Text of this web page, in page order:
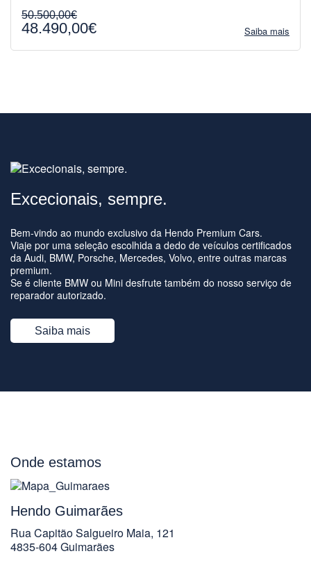
50.500,00€
48.490,00€ Saiba mais
Excecionais, sempre.
Bem-vindo ao mundo exclusivo da Hendo Premium Cars.
Viaje por uma seleção escolhida a dedo de veículos certificados
da Audi, BMW, Porsche, Mercedes, Volvo, entre outras marcas
premium.
Se é cliente BMW ou Mini desfrute também do nosso serviço de
reparador autorizado.
Saiba mais
Onde estamos
Hendo Guimarães
Rua Capitão Salgueiro Maia, 121
4835-604 Guimarães